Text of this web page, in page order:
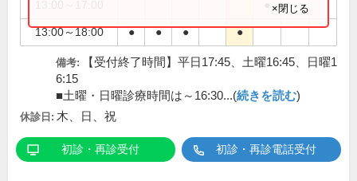
13:00～18:00 ● ● ● ●
×閉じる
備考:
【受付終了時間】平日17:45、土曜16:45、日曜1
6:15
■土曜・日曜診療時間は～16:30...(続きを読む)
休診日: 木、日、祝
初診・再診受付 初診・再診電話受付